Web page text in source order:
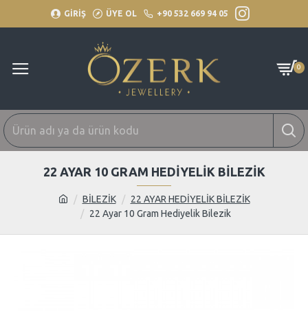
GİRİŞ ÜYE OL +90 532 669 94 05
0
BİLEZİK
22 AYAR HEDİYELİK BİLEZİK
22 Ayar 10 Gram Hediyelik Bilezik
22 AYAR 10 GRAM HEDIYELIK BILEZIK